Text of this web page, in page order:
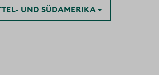
UND SÜDAMERIKA